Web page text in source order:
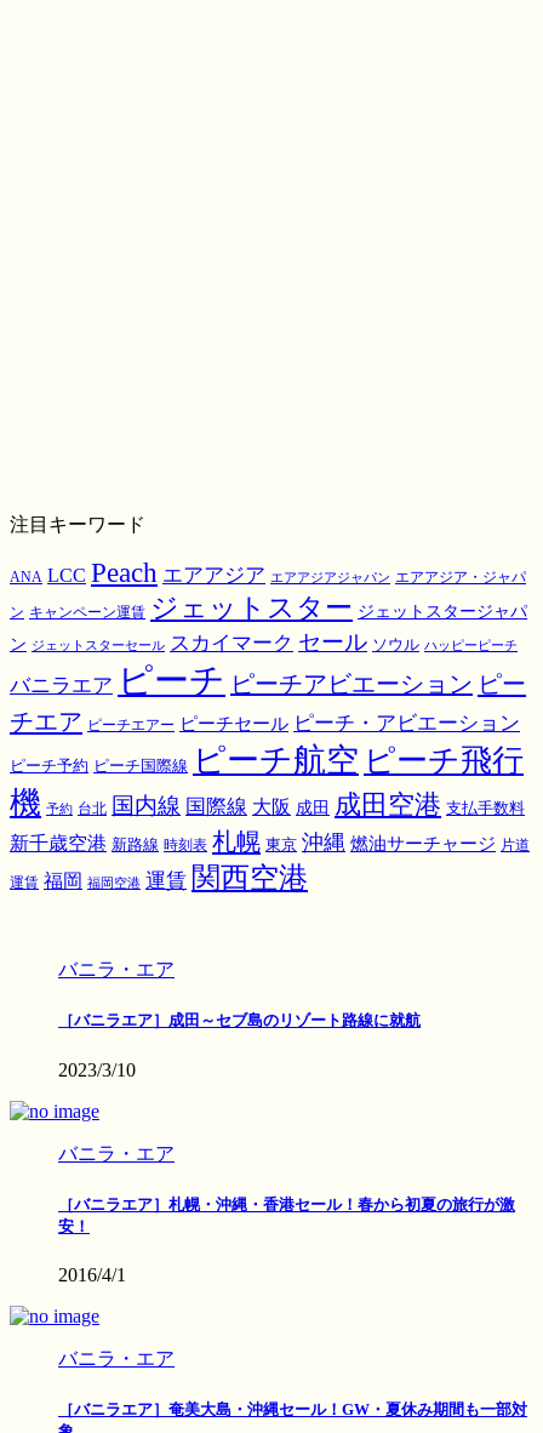
注目キーワード
ANA LCC Peach エアアジア エアアジアジャパン エアアジア・ジャパ
ン キャンペーン運賃 ジェットスター ジェットスタージャパ
ン ジェットスターセール スカイマーク セール ソウル ハッピーピーチ
バニラエア ピーチ ピーチアビエーション ピー
チエア ピーチエアー ピーチセール ピーチ・アビエーション
ピーチ予約 ピーチ国際線 ピーチ航空 ピーチ飛行
機 予約 台北 国内線 国際線 大阪 成田 成田空港 支払手数料
新千歳空港 新路線 時刻表 札幌 東京 沖縄 燃油サーチャージ 片道
運賃 福岡 福岡空港 運賃 関西空港
バニラ・エア
［バニラエア］成田～セブ島のリゾート路線に就航
2023/3/10
バニラ・エア
［バニラエア］札幌・沖縄・香港セール！春から初夏の旅行が激
安！
2016/4/1
バニラ・エア
［バニラエア］奄美大島・沖縄セール！GW・夏休み期間も一部対